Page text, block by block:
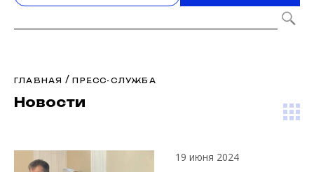
ГЛАВНАЯ /ПРЕСС-СЛУЖБА
Новости
19 июня 2024